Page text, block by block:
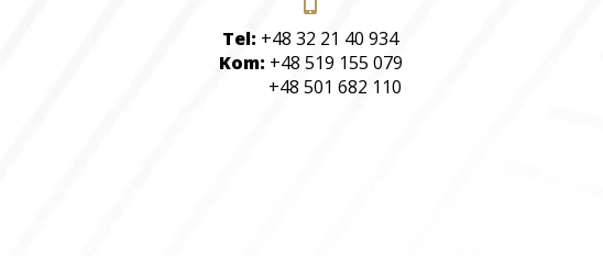
Tel: +48 32 21 40 934
Kom: +48 519 155 079
+48 501 682 110